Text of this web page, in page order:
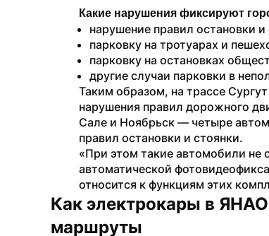
Какие нарушения фиксируют
нарушение правил остановки и
парковку на тротуарах и
парковку на остановках
другие случаи парковки в
Таким образом, на трассе
нарушения правил дорожного
Сале и Ноябрьск — четыре
правил остановки и стоянки.
«При этом такие автомобили не
автоматической
относится к функциям этих
Как электрокары в
маршруты